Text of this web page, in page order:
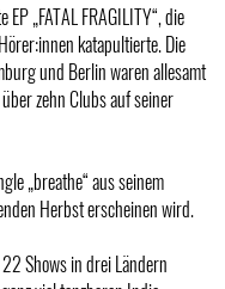
„FATAL FRAGILITY“, die
katapultierte. Die
und Berlin waren allesamt
zehn Clubs auf seiner
„breathe“ aus seinem
Herbst erscheinen wird.
Shows in drei Ländern